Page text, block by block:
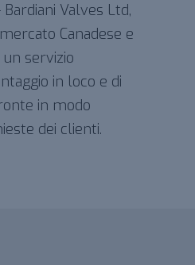
Valves Ltd,
Canadese e
servizio
in loco e di
in modo
dei clienti.